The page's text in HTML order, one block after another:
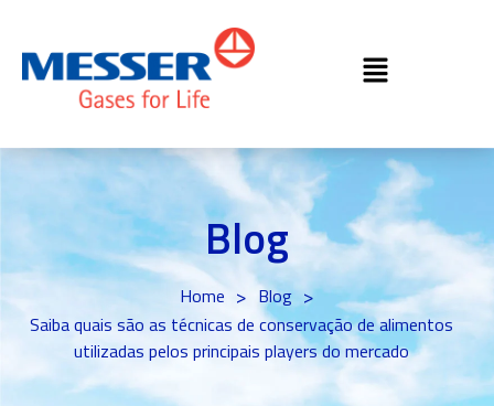
Blog
Home > Blog >
Saiba quais são as técnicas de conservação de alimentos
utilizadas pelos principais players do mercado